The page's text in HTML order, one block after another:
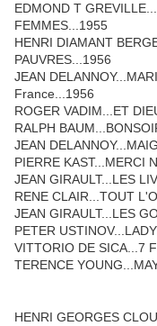
EDMOND T
FEMMES...1955
HENRI DIAMANT
PAUVRES...1956
JEAN
France...1956
ROGER VADIM...ET
RALPH
JEAN
PIERRE KAST...MERCI
JEAN GIRAULT...LES
RENE CLAIR...TOUT
JEAN GIRAULT...LES
PETER
VITTORIO DE SICA...7
TERENCE
HENRI GEORGES